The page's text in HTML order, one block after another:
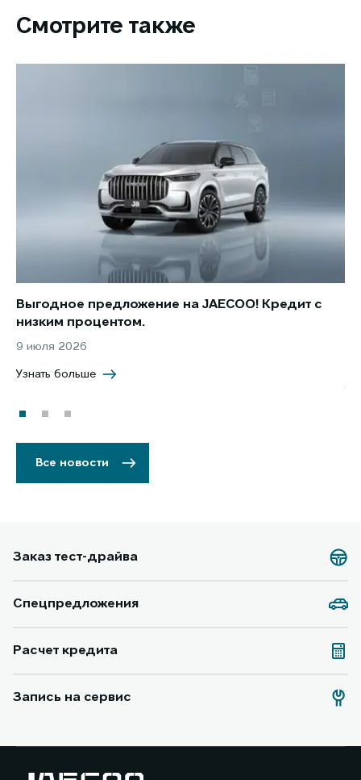
Смотрите также
Выгодное предложение на JAECOO! Кредит с
низким процентом.
9 июля 2026
Узнать больше
Все новости
Заказ тест-драйва
Спецпредложения
Расчет кредита
Запись на сервис